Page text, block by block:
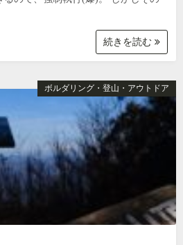
続きを読む
ボルダリング・登山・アウトドア